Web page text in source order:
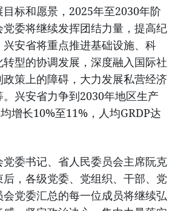
标和愿景，2025年至2030年阶
委将继续发挥团结力量，提高纪
安省将重点推进基础设施、科
型的协调发展，深度融入国际社
策上的障碍，大力发展私营经济
兴安省力争到2030年地区生产
增长10%至11%，人均GRDP达
委书记、省人民委员会主席阮克
，各级党委、党组织、干部、党
会党委汇总的每一位成员将继续弘